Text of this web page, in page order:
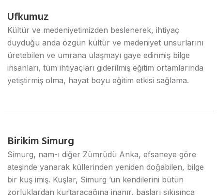
Ufkumuz
Kültür ve medeniyetimizden beslenerek, ihtiyaç
duyduğu anda özgün kültür ve medeniyet unsurlarını
üretebilen ve umrana ulaşmayı gaye edinmiş bilge
insanları, tüm ihtiyaçları giderilmiş eğitim ortamlarında
yetiştirmiş olma, hayat boyu eğitim etkisi sağlama.
Birikim Simurg
Simurg, nam-ı diğer Zümrüdü Anka, efsaneye göre
ateşinde yanarak küllerinden yeniden doğabilen, bilge
bir kuş imiş. Kuşlar, Simurg ’un kendilerini bütün
zorluklardan kurtaracağına inanır, başları sıkışınca